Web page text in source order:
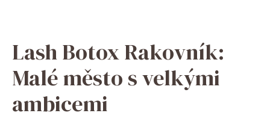
Lash Botox Rakovník:
Malé město s velkými
ambicemi